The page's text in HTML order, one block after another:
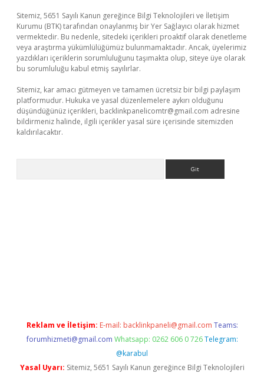
Sitemiz, 5651 Sayılı Kanun gereğince Bilgi Teknolojileri ve İletişim
Kurumu (BTK) tarafından onaylanmış bir Yer Sağlayıcı olarak hizmet
vermektedir. Bu nedenle, sitedeki içerikleri proaktif olarak denetleme
veya araştırma yükümlülüğümüz bulunmamaktadır. Ancak, üyelerimiz
yazdıkları içeriklerin sorumluluğunu taşımakta olup, siteye üye olarak
bu sorumluluğu kabul etmiş sayılırlar.
Sitemiz, kar amacı gütmeyen ve tamamen ücretsiz bir bilgi paylaşım
platformudur. Hukuka ve yasal düzenlemelere aykırı olduğunu
düşündüğünüz içerikleri, backlinkpanelicomtr@gmail.com adresine
bildirmeniz halinde, ilgili içerikler yasal süre içerisinde sitemizden
kaldırılacaktır.
Reklam ve İletişim: E-mail: backlinkpaneli@gmail.com Teams:
forumhizmeti@gmail.com Whatsapp: 0262 606 0 726 Telegram:
@karabul
Yasal Uyarı: Sitemiz, 5651 Sayılı Kanun gereğince Bilgi Teknolojileri